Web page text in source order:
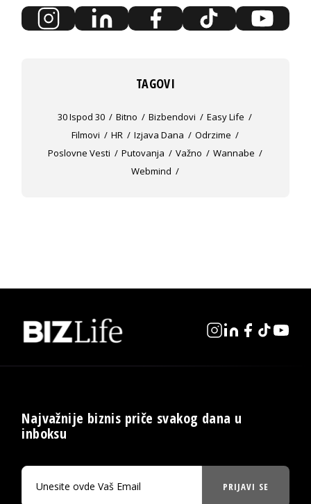
TAGOVI
30 Ispod 30 Bitno Bizbendovi
Easy Life
Filmovi
HR Izjava Dana
Odrzime
Poslovne Vesti
Putovanja Važno
Wannabe
Webmind
Najvažnije biznis priče svakog dana u
inboksu
PRIJAVI SE